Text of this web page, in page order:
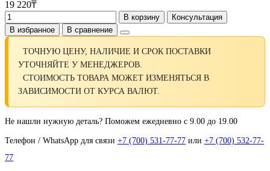
19 220₸
В корзину
Консультация
В избранное
В сравнение
ТОЧНУЮ ЦЕНУ, НАЛИЧИЕ И СРОК ПОСТАВКИ
УТОЧНЯЙТЕ У МЕНЕДЖЕРОВ.
СТОИМОСТЬ ТОВАРА МОЖЕТ ИЗМЕНЯТЬСЯ В
ЗАВИСИМОСТИ ОТ КУРСА ВАЛЮТ.
Не нашли нужную деталь? Поможем ежедневно с 9.00 до 19.00
Телефон / WhatsApp для связи +7 (700) 531-77-77 или +7 (700) 532-77-
77